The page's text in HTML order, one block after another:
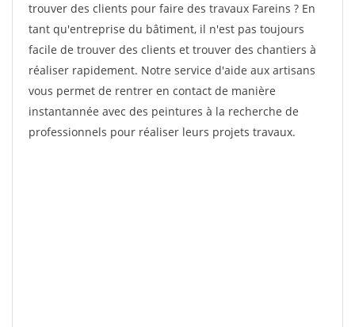
trouver des clients pour faire des travaux Fareins ? En
tant qu'entreprise du bâtiment, il n'est pas toujours
facile de trouver des clients et trouver des chantiers à
réaliser rapidement. Notre service d'aide aux artisans
vous permet de rentrer en contact de manière
instantannée avec des peintures à la recherche de
professionnels pour réaliser leurs projets travaux.